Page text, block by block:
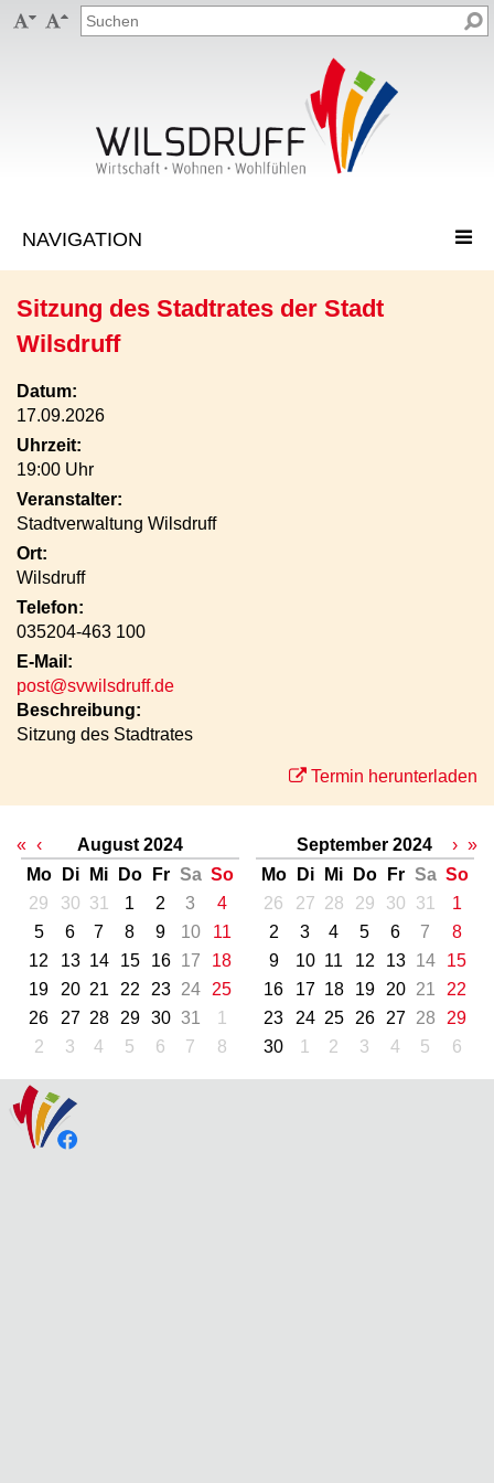
 
Sitzung des Stadtrates der Stadt
Wilsdruff
Datum:
17.09.2026
Uhrzeit:
19:00 Uhr
Veranstalter:
Stadtverwaltung Wilsdruff
Ort:
Wilsdruff
Telefon:
035204-463 100
E-Mail:
post@svwilsdruff.de
Beschreibung:
Sitzung des Stadtrates
Termin herunterladen
« ‹
August 2024
Mo
Di Mi Do Fr Sa So
29
30 31 1 2 3
4
5
6 7 8 9 10
11
12
13 14 15 16 17
18
19
20 21 22 23 24
25
26
27 28 29 30 31
1
2
3 4 5 6 7 8
September 2024
Mo
Di Mi Do Fr Sa So
26
27 28 29 30 31
1
2
3 4 5 6 7
8
9
10 11 12 13 14
15
16
17 18 19 20 21
22
23
24 25 26 27 28
29
30
1 2 3 4 5 6
› »